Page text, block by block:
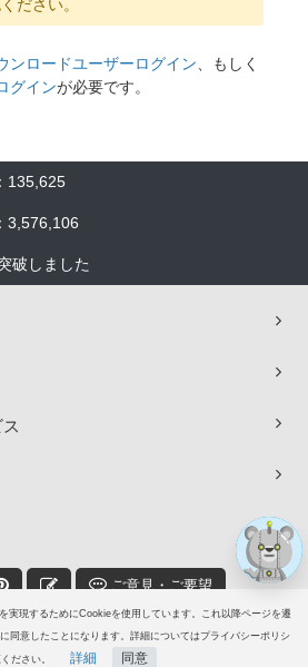
実現するためにCookieを使用しています。これ以降ページを遷
同意したことになります。詳細についてはプライバシーポリシ
ださい。 詳細 同意
ださい。
ンロードユーザーログイン、もしく
グインが必要です。
135,625
3,576,106
破しました
ご意見・ご要望
2026 イラストAC